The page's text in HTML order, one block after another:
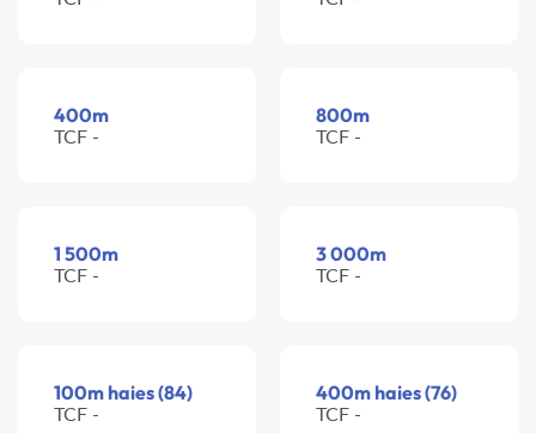
400m
TCF -
800m
TCF -
1 500m
TCF -
3 000m
TCF -
100m haies (84)
TCF -
400m haies (76)
TCF -